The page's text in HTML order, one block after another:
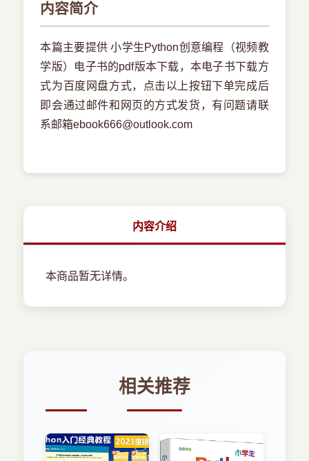
内容简介
本篇主要提供 小学生Python创意编程（视频教
学版）电子书的pdf版本下载，本电子书下载方
式为百度网盘方式，点击以上按钮下单完成后
即会通过邮件和网页的方式发货，有问题请联
系邮箱ebook666@outlook.com
内容介绍
本商品暂无详情。
相关推荐